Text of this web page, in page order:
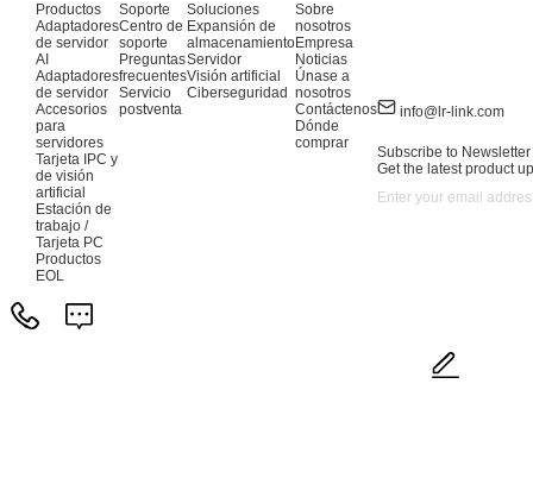
Productos
Adaptadores
de servidor
AI
Adaptadores
de servidor
Accesorios
para
servidores
Tarjeta IPC y
de visión
artificial
Estación de
trabajo /
Tarjeta PC
Productos
EOL
Soporte
Centro de
soporte
Preguntas
frecuentes
Servicio
postventa
Soluciones
Expansión de
almacenamiento
Servidor
Visión artificial
Ciberseguridad
Sobre
nosotros
Empresa
Noticias
Únase a
nosotros
Contáctenos
Dónde
comprar
info@lr-link.com
Subscribe to Newsletter
Get the latest product